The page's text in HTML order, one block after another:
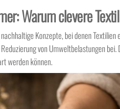
Warum clevere
Konzepte, bei denen
von Umweltbelastungen
werden können.